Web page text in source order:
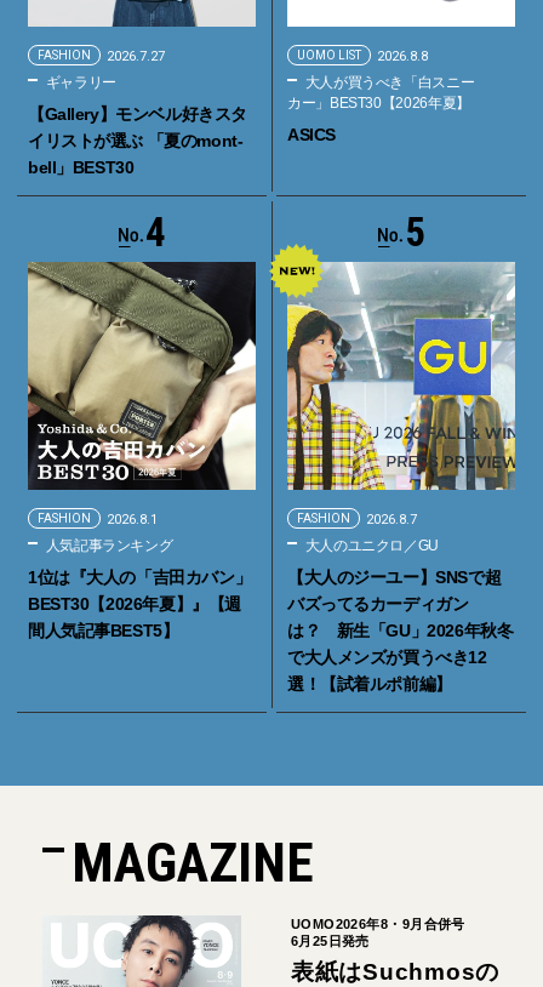
FASHION 2026.7.27
ギャラリー
【Gallery】モンベル好きスタ
イリストが選ぶ 「夏のmont-
bell」BEST30
UOMO LIST 2026.8.8
大人が買うべき「白スニー
カー」BEST30【2026年夏】
ASICS
4
FASHION 2026.8.1
人気記事ランキング
1位は『大人の「吉田カバン」
BEST30【2026年夏】』【週
間人気記事BEST5】
5
FASHION 2026.8.7
大人のユニクロ／GU
【大人のジーユー】SNSで超
バズってるカーディガン
は？ 新生「GU」2026年秋冬
で大人メンズが買うべき12
選！【試着ルポ前編】
MAGAZINE
UOMO2026年8・9月合併号
6月25日発売
表紙はSuchmosの